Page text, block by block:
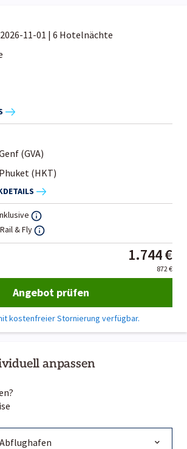
anpassen
11-01 | 6 Hotelnächte
(GVA)
(HKT)
& Fly
1.744 €
872 €
Angebot prüfen
kostenfreier Stornierung verfügbar.